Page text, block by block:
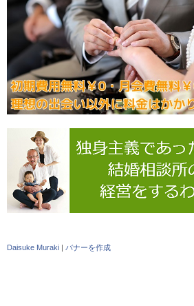
Daisuke Muraki | バナーを作成